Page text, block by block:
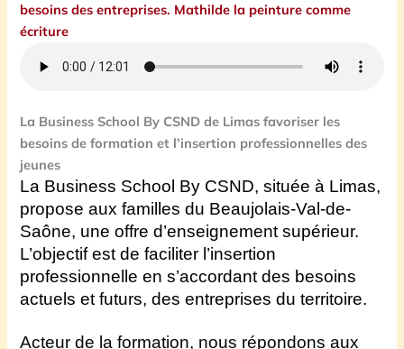
besoins des entreprises. Mathilde la peinture comme
écriture
La Business School By CSND de Limas favoriser les
besoins de formation et l’insertion professionnelles des
jeunes
La Business School By CSND, située à Limas,
propose aux familles du Beaujolais-Val-de-
Saône, une offre d’enseignement supérieur.
L’objectif est de faciliter l’insertion
professionnelle en s’accordant des besoins
actuels et futurs, des entreprises du territoire.
Acteur de la formation, nous répondons aux